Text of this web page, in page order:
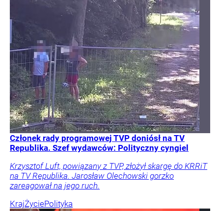
Członek rady programowej TVP doniósł na TV
Republika. Szef wydawców: Polityczny cyngiel
Krzysztof Luft, powiązany z TVP, złożył skargę do KRRiT
na TV Republika. Jarosław Olechowski gorzko
zareagował na jego ruch.
KrajŻyciePolityka